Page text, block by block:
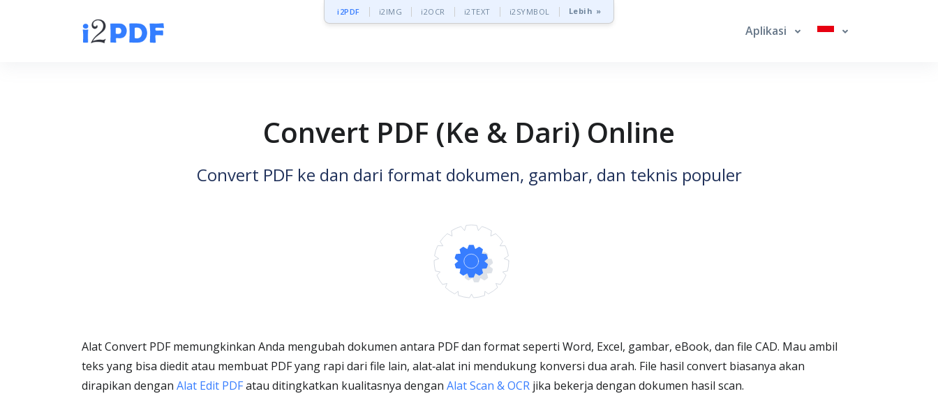
i2PDF i2IMG i2OCR i2TEXT i2SYMBOL Lebih »
Aplikasi
Convert PDF (Ke & Dari) Online
Convert PDF ke dan dari format dokumen, gambar, dan teknis populer
Alat Convert PDF memungkinkan Anda mengubah dokumen antara PDF dan format seperti Word, Excel, gambar, eBook, dan file CAD. Mau ambil
teks yang bisa diedit atau membuat PDF yang rapi dari file lain, alat‑alat ini mendukung konversi dua arah. File hasil convert biasanya akan
dirapikan dengan Alat Edit PDFatau ditingkatkan kualitasnya dengan Alat Scan & OCR jika bekerja dengan dokumen hasil scan.